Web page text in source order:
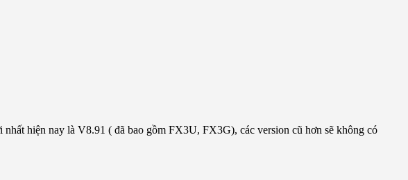
hiện nay là V8.91 ( đã bao gồm FX3U, FX3G), các version cũ hơn sẽ không có